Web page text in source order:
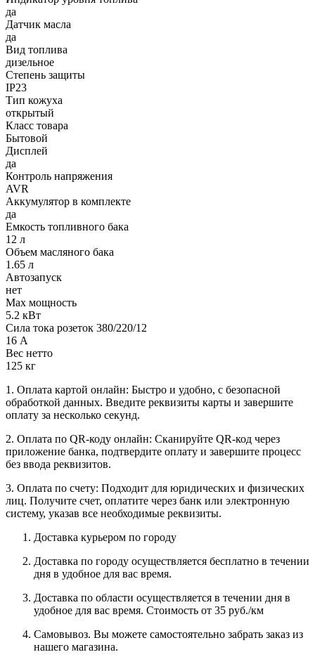
да
Датчик масла
да
Вид топлива
дизельное
Степень защиты
IP23
Тип кожуха
открытый
Класс товара
Бытовой
Дисплей
да
Контроль напряжения
AVR
Аккумулятор в комплекте
да
Емкость топливного бака
12 л
Объем масляного бака
1.65 л
Автозапуск
нет
Max мощность
5.2 кВт
Сила тока розеток 380/220/12
16 А
Вес нетто
125 кг
1. Оплата картой онлайн: Быстро и удобно, с безопасной
обработкой данных. Введите реквизиты карты и завершите
оплату за несколько секунд.
2. Оплата по QR-коду онлайн: Сканируйте QR-код через
приложение банка, подтвердите оплату и завершите процесс
без ввода реквизитов.
3. Оплата по счету: Подходит для юридических и физических
лиц. Получите счет, оплатите через банк или электронную
систему, указав все необходимые реквизиты.
Доставка курьером по городу
Доставка по городу осуществляется бесплатно в течении
дня в удобное для вас время.
Доставка по области осуществляется в течении дня в
удобное для вас время. Стоимость от 35 руб./км
Самовывоз. Вы можете самостоятельно забрать заказ из
нашего магазина.